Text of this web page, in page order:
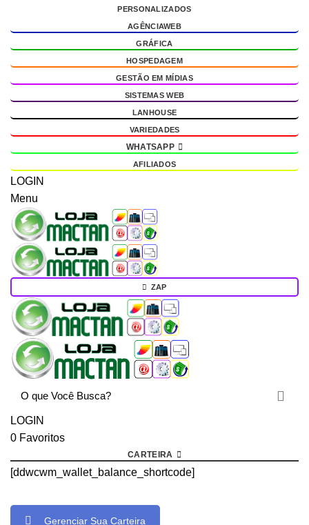
PERSONALIZADOS
AGÊNCIAWEB
GRÁFICA
HOSPEDAGEM
GESTÃO EM MÍDIAS
SISTEMAS WEB
LANHOUSE
VARIEDADES
WHATSAPP
AFILIADOS
LOGIN
Menu
ZAP
LOGIN
0 Favoritos
CARTEIRA
[ddwcwm_wallet_balance_shortcode]
Gerenciar Sua Carteira